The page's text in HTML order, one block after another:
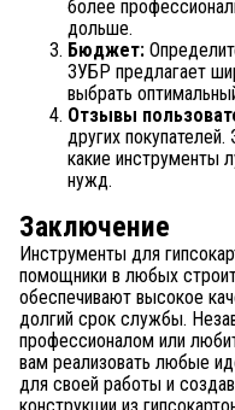
более
дольше.
Бюджет:
ЗУБР предлагает
выбрать
Отзывы
других
какие инструменты
нужд.
Заключение
Инструменты для
помощники в любых
обеспечивают высокое
долгий срок службы.
профессионалом или
вам реализовать любые
для своей работы и